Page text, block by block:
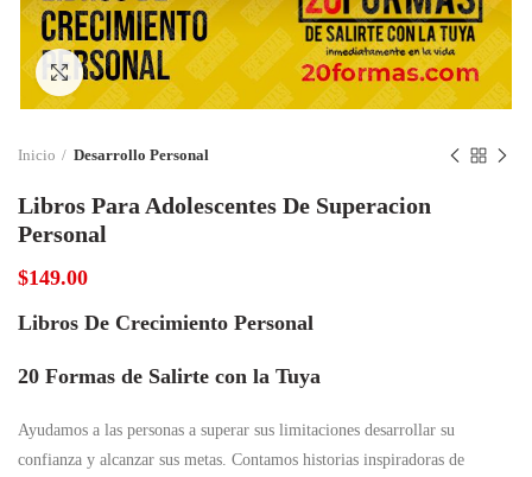
Click to enlarge
Inicio Desarrollo Personal
Libros Para Adolescentes De Superacion
Personal
$149.00
Libros De Crecimiento Personal
20 Formas de Salirte con la Tuya
Ayudamos a las personas a superar sus limitaciones desarrollar su
confianza y alcanzar sus metas. Contamos historias inspiradoras de